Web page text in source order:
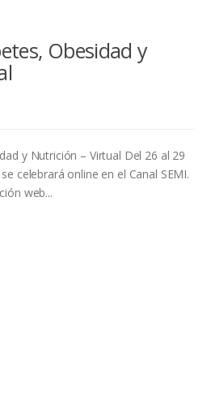
Obesidad y
y Nutrición – Virtual Del 26 al 29
celebrará online en el Canal SEMI.
web...